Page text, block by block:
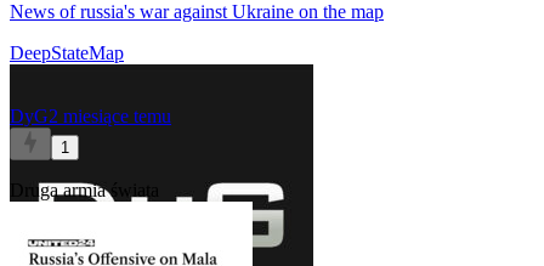
News of russia's war against Ukraine on the map
DeepStateMap
DyG2 miesiące temu
1
Druga armia świata